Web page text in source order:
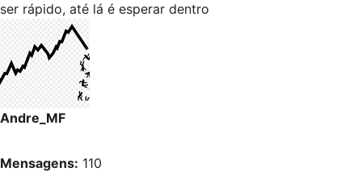
ser rápido, até lá é esperar dentro
Andre_MF
Mensagens: 110